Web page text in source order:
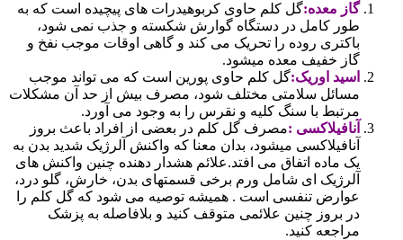
گاز معده:گل کلم حاوی کربوهیدرات های پیچیده است که به
طور کامل در دستگاه گوارش شکسته و جذب نمی شود،
باکتری روده را تحریک می کند و گاهی اوقات موجب نفخ و
گاز خفیف معده میشود.
اسید اوریک:گل کلم حاوی پورین است که می تواند موجب
مسائل سلامتی مختلف شود، مصرف بیش از حد آن مشکلات
مرتبط با سنگ کلیه و نقرس را به وجود می آورد.
آنافیلاکسی :مصرف گل کلم در بعضی از افراد باعث بروز
آنافیلاکسی میشود، بدان معنا که واکنش آلرژیک شدید بدن به
یک ماده اتفاق می افتد.علائم هشدار دهنده چنین واکنش های
آلرژیک ای شامل ورم برخی قسمتهای بدن، خارش، گلو درد،
عوارض تنفسی است . همیشه توصیه می شود که گل کلم را
در بروز چنین علائمی متوقف کنید و بلافاصله به پزشک
مراجعه کنید.